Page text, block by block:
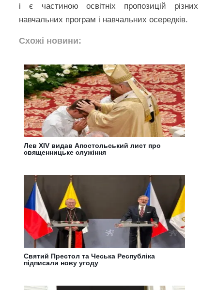
і є частиною освітніх пропозицій різних
навчальних програм і навчальних осередків.
Схожі новини:
Лев XIV видав Апостольський лист про
священницьке служіння
Святий Престол та Чеська Республіка
підписали нову угоду